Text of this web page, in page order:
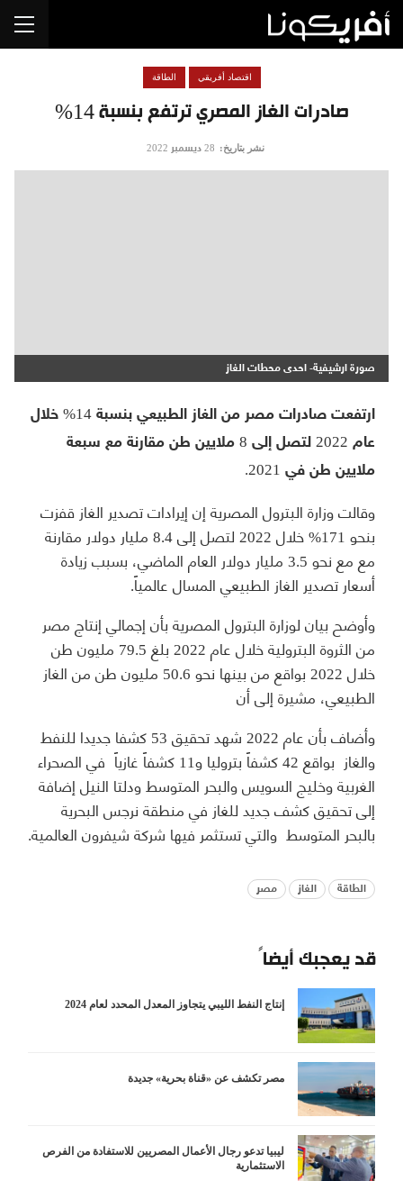
صادرات الغاز المصري ترتفع بنسبة 14%
اقتصاد أفريقي الطاقة
نشر بتاريخ: 28 ديسمبر 2022
صورة ارشيفية- احدى محطات الغاز
ارتفعت صادرات مصر من الغاز الطبيعي بنسبة 14% خلال
عام 2022 لتصل إلى 8 ملايين طن مقارنة مع سبعة
ملايين طن في 2021.
وقالت وزارة البترول المصرية إن إيرادات تصدير الغاز قفزت
بنحو 171% خلال 2022 لتصل إلى 8.4 مليار دولار مقارنة
مع مع نحو 3.5 مليار دولار العام الماضي، بسبب زيادة
أسعار تصدير الغاز الطبيعي المسال عالمياً.
وأوضح بيان لوزارة البترول المصرية بأن إجمالي إنتاج مصر
من الثروة البترولية خلال عام 2022 بلغ 79.5 مليون طن
خلال 2022 بواقع من بينها نحو 50.6 مليون طن من الغاز
الطبيعي، مشيرة إلى أن
وأضاف بأن عام 2022 شهد تحقيق 53 كشفا جديدا للنفط
والغاز بواقع 42 كشفاً بتروليا و11 كشفاً غازياً في الصحراء
الغربية وخليج السويس والبحر المتوسط ودلتا النيل إضافة
إلى تحقيق كشف جديد للغاز في منطقة نرجس البحرية
بالبحر المتوسط والتي تستثمر فيها شركة شيفرون العالمية.
الطاقة الغاز مصر
قد يعجبك أيضاً
إنتاج النفط الليبي يتجاوز المعدل المحدد لعام 2024
مصر تكشف عن «قناة بحرية» جديدة
ليبيا تدعو رجال الأعمال المصريين للاستفادة من الفرص
الاستثمارية